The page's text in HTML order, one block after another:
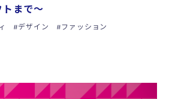
トまで〜
デザイン
ファッション